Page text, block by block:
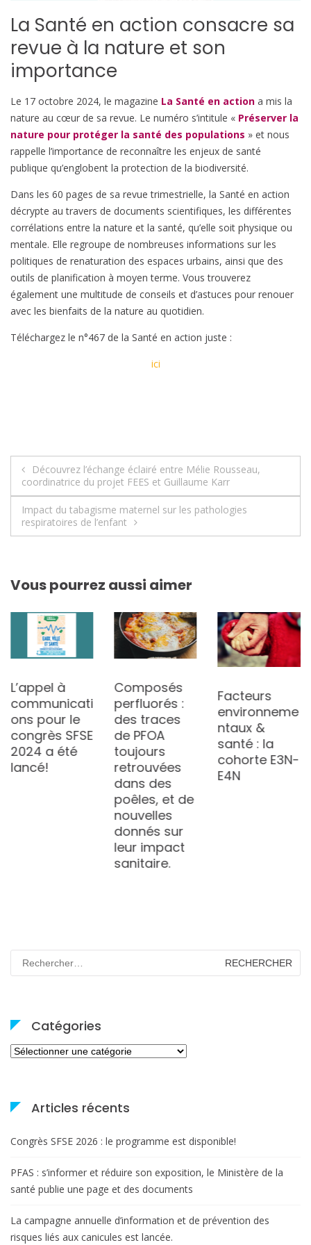
La Santé en action consacre sa
revue à la nature et son
importance
Le 17 octobre 2024, le magazine La Santé en action a mis la
nature au cœur de sa revue. Le numéro s’intitule « Préserver la
nature pour protéger la santé des populations » et nous
rappelle l’importance de reconnaître les enjeux de santé
publique qu’englobent la protection de la biodiversité.
Dans les 60 pages de sa revue trimestrielle, la Santé en action
décrypte au travers de documents scientifiques, les différentes
corrélations entre la nature et la santé, qu’elle soit physique ou
mentale. Elle regroupe de nombreuses informations sur les
politiques de renaturation des espaces urbains, ainsi que des
outils de planification à moyen terme. Vous trouverez
également une multitude de conseils et d’astuces pour renouer
avec les bienfaits de la nature au quotidien.
Téléchargez le n°467 de la Santé en action juste :
ici
Navigation
de
l’article
Découvrez l’échange éclairé entre Mélie Rousseau,
coordinatrice du projet FEES et Guillaume Karr
Impact du tabagisme maternel sur les pathologies
respiratoires de l’enfant
Vous pourrez aussi aimer
L’appel à
communicati
ons pour le
congrès SFSE
2024 a été
lancé!
Composés
perfluorés :
des traces
de PFOA
toujours
retrouvées
dans des
poêles, et de
nouvelles
donnés sur
leur impact
sanitaire.
Facteurs
environneme
ntaux &
santé : la
cohorte E3N-
E4N
Rechercher :
Catégories
Catégories
Articles récents
Congrès SFSE 2026 : le programme est disponible!
PFAS : s’informer et réduire son exposition, le Ministère de la
santé publie une page et des documents
La campagne annuelle d’information et de prévention des
risques liés aux canicules est lancée.